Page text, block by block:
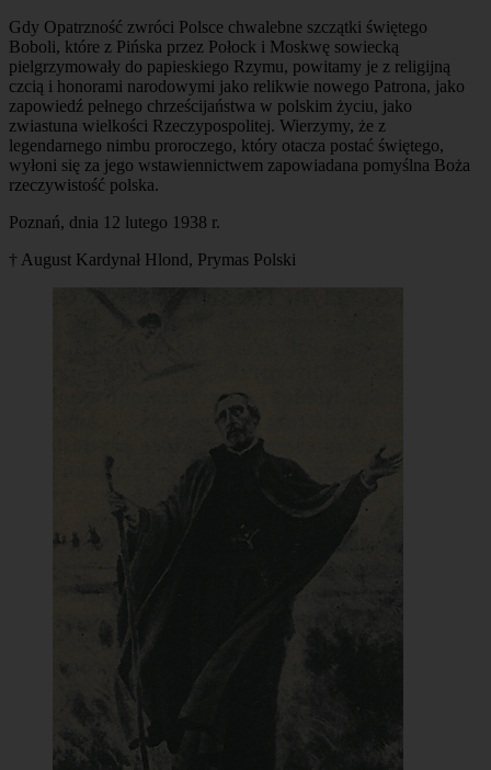
Gdy Opatrzność zwróci Polsce chwalebne szczątki świętego
Boboli, które z Pińska przez Połock i Moskwę sowiecką
pielgrzymowały do papieskiego Rzymu, powitamy je z religijną
czcią i honorami narodowymi jako relikwie nowego Patrona, jako
zapowiedź pełnego chrześcijaństwa w polskim życiu, jako
zwiastuna wielkości Rzeczypospolitej. Wierzymy, że z
legendarnego nimbu proroczego, który otacza postać świętego,
wyłoni się za jego wstawiennictwem zapowiadana pomyślna Boża
rzeczywistość polska.
Poznań, dnia 12 lutego 1938 r.
† August Kardynał Hlond, Prymas Polski